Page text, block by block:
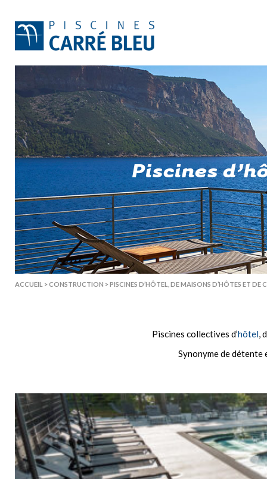
Piscines
ACCUEIL >CONSTRUCTION >PISCINES D’HÔTEL, DE MAISONS D’HÔTES ET DE
Piscines collectives d’hôtel,
Synonyme de détente